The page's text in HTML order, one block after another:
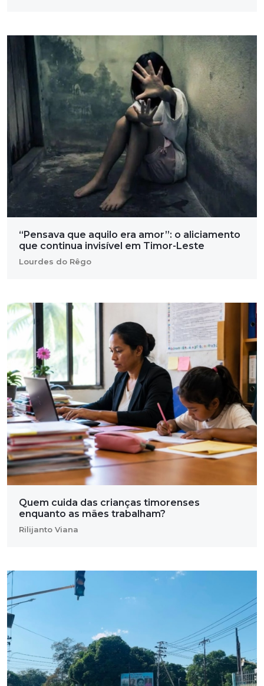
“Pensava que aquilo era amor”: o aliciamento
que continua invisível em Timor-Leste
Lourdes do Rêgo
Quem cuida das crianças timorenses
enquanto as mães trabalham?
Rilijanto Viana